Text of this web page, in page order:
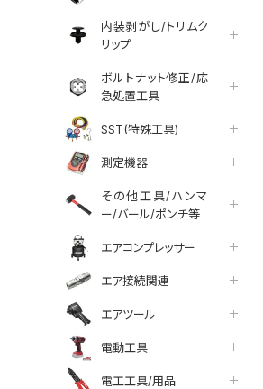
内装剥がし/トリムク
リップ
ボルトナット修正/応
急処置工具
SST(特殊工具)
測定機器
その他工具/ハンマ
ー/バール/ポンチ等
エアコンプレッサー
エア接続関連
エアツール
電動工具
電工工具/用品